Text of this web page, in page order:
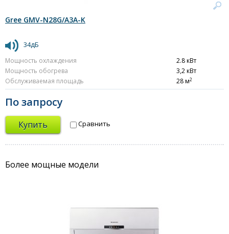
Gree GMV-N28G/A3A-K
34дБ
Мощность охлаждения
2.8 кВт
Мощность обогрева
3,2 кВт
Обслуживаемая площадь
28 м2
По запросу
Купить Сравнить
Более мощные модели